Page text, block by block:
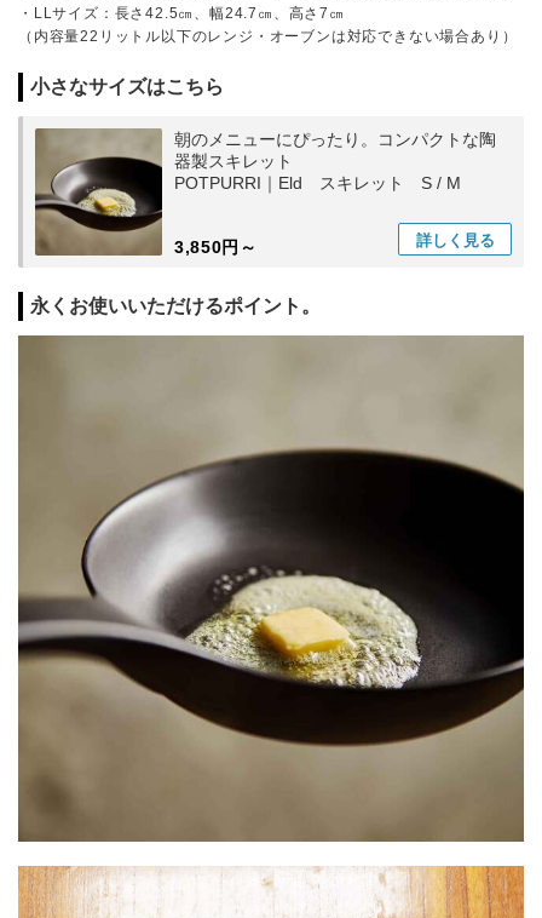
・LLサイズ：長さ42.5㎝、幅24.7㎝、高さ7㎝
（内容量22リットル以下のレンジ・オーブンは対応できない場合あり）
小さなサイズはこちら
朝のメニューにぴったり。コンパクトな陶
器製スキレット
POTPURRI｜Eld スキレット S / M
3,850円～ 詳しく 見る
永くお使いいただけるポイント。